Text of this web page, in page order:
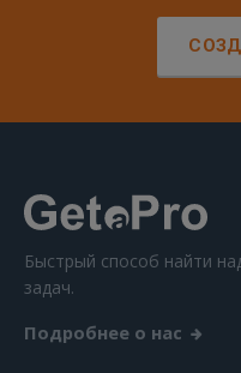
Быстрый способ найти
задач.
Подробнее о нас